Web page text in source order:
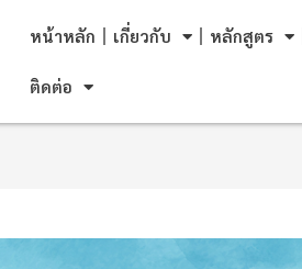
หน้าหลัก เกี่ยวกับ หลักสูตร
ติดต่อ